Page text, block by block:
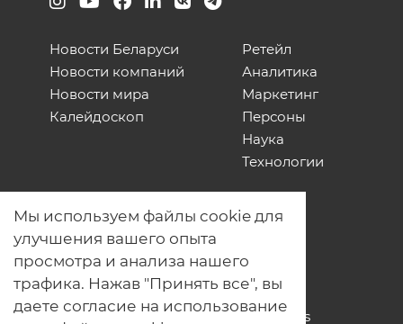
Новости Беларуси
Новости компаний
Новости мира
Калейдоскоп
Ретейл
Аналитика
Маркетинг
Персоны
Наука
Технологии
О нас
Наши проекты
Связь с нами
Общая политика обработки
персональных данных
Политика обработки файлов Cookies
Мы используем файлы cookie для
улучшения вашего опыта
просмотра и анализа нашего
трафика. Нажав "Принять все", вы
даете согласие на использование